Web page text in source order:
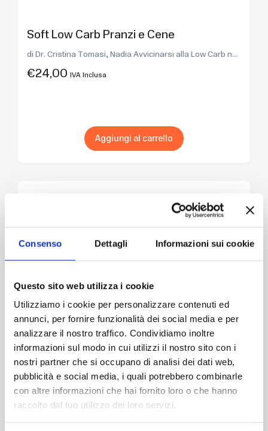
Consenso Dettagli Informazioni sui cookie
Questo sito web utilizza i cookie
Utilizziamo i cookie per personalizzare contenuti ed
annunci, per fornire funzionalità dei social media e per
analizzare il nostro traffico. Condividiamo inoltre
informazioni sul modo in cui utilizzi il nostro sito con i
nostri partner che si occupano di analisi dei dati web,
pubblicità e social media, i quali potrebbero combinarle
con altre informazioni che hai fornito loro o che hanno
raccolto dal tuo utilizzo dei loro servizi.
Soft Low Carb Pranzi e Cene
di Dr. Cristina Tomasi, Nadia Avvicinarsi alla Low Carb n...
€24,00 IVA Inclusa
Aggiungi al carrello